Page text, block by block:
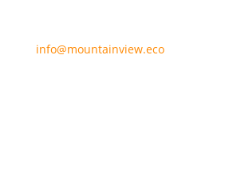
info@mountainview.eco